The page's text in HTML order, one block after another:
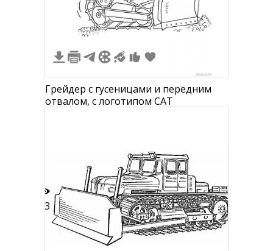
Грейдер с гусеницами и передним
отвалом, с логотипом CAT
13